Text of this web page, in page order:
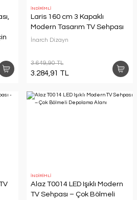
İNDİRİMLİ
Laris 160 cm 3 Kapaklı
Modern Tasarım TV Sehpası
İnarch Dizayn
3.649,90 TL
3.284,91 TL
İNDİRİMLİ
Alaz T0014 LED Işıklı Modern
TV Sehpası – Çok Bölmeli